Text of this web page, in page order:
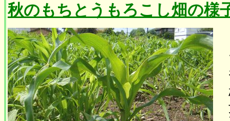
秋のもちとうもろこし畑の様